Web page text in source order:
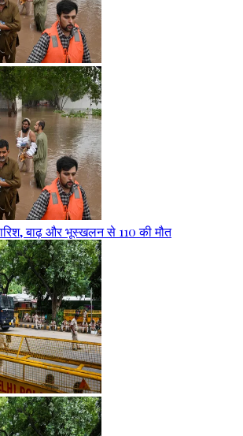
बाढ़ और भूस्खलन से 110 की मौत